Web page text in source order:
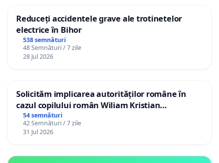
Reduceți accidentele grave ale trotinetelor
electrice în Bihor
538 semnături
48 Semnături / 7 zile
28 Jul 2026
Solicităm implicarea autorităților române în
cazul copilului român Wiliam Kristian
Gheorghe, aflat în plasament în Danemarca de
12 ani
54 semnături
42 Semnături / 7 zile
31 Jul 2026